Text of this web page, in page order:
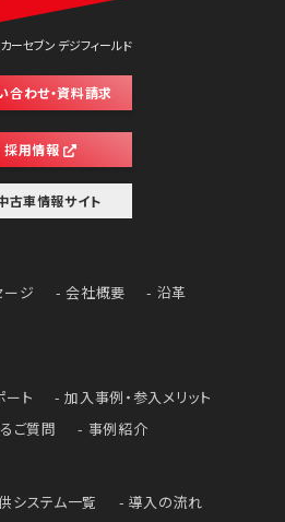
ーセブン デジフィールド
合わせ・資料請求
採用情報
古車情報サイト
ージ 会社概要
沿革
ート
加入事例・参入メリット
ご質問 事例紹介
システム一覧
導入の流れ